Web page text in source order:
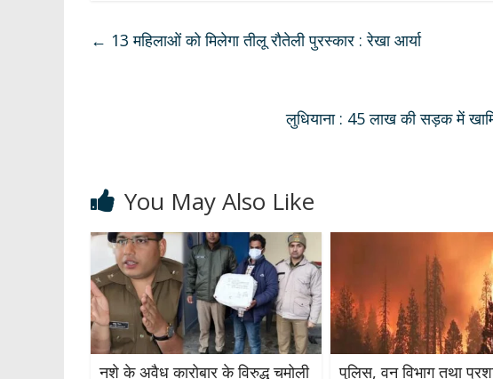
s b gr e e
← 13 महिलाओं को मिलेगा तीलू रौतेली पुरस्कार : रेखा आर्या
लुधियाना : 45 लाख की सड़क में
You May Also Like
नशे के अवैध कारोबार के विरुद्ध चमोली
पुलिस, वन विभाग तथा